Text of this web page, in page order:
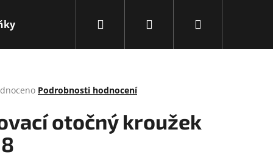
Obchodní podmínky Kontakty
Přihlášení
Podrobnosti hodnocení
otočný kroužek